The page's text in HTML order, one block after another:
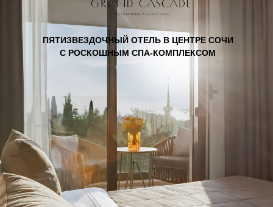
ПЯТИЗВЕЗДОЧНЫЙ ОТЕЛЬ В ЦЕНТРЕ СОЧИ
С РОСКОШНЫМ СПА-КОМПЛЕКСОМ